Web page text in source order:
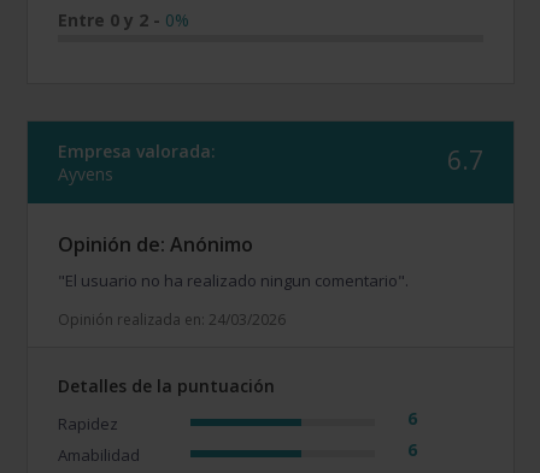
Entre 0 y 2 - 0%
Empresa valorada:
Ayvens
6.7
Opinión de: Anónimo
"El usuario no ha realizado ningun comentario".
Opinión realizada en: 24/03/2026
Detalles de la puntuación
Rapidez 6
Amabilidad
6